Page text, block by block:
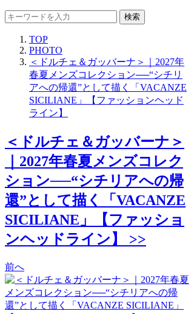
検索
TOP
PHOTO
＜ドルチェ＆ガッバーナ＞｜2027年
春夏メンズコレクション──“シチリ
アへの帰還”として描く「VACANZE
SICILIANE」【ファッションヘッド
ライン】
＜ドルチェ＆ガッバーナ＞
｜2027年春夏メンズコレク
ション──“シチリアへの帰
還”として描く「VACANZE
SICILIANE」【ファッショ
ンヘッドライン】 >>
前へ